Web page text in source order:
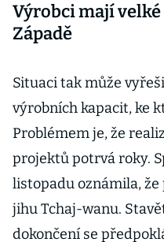
Výrobci mají
Západě
Situaci tak může
výrobních kapacit, ke
Problémem je, že
projektů potrvá roky.
listopadu oznámila,
jihu Tchaj-wanu.
dokončení se